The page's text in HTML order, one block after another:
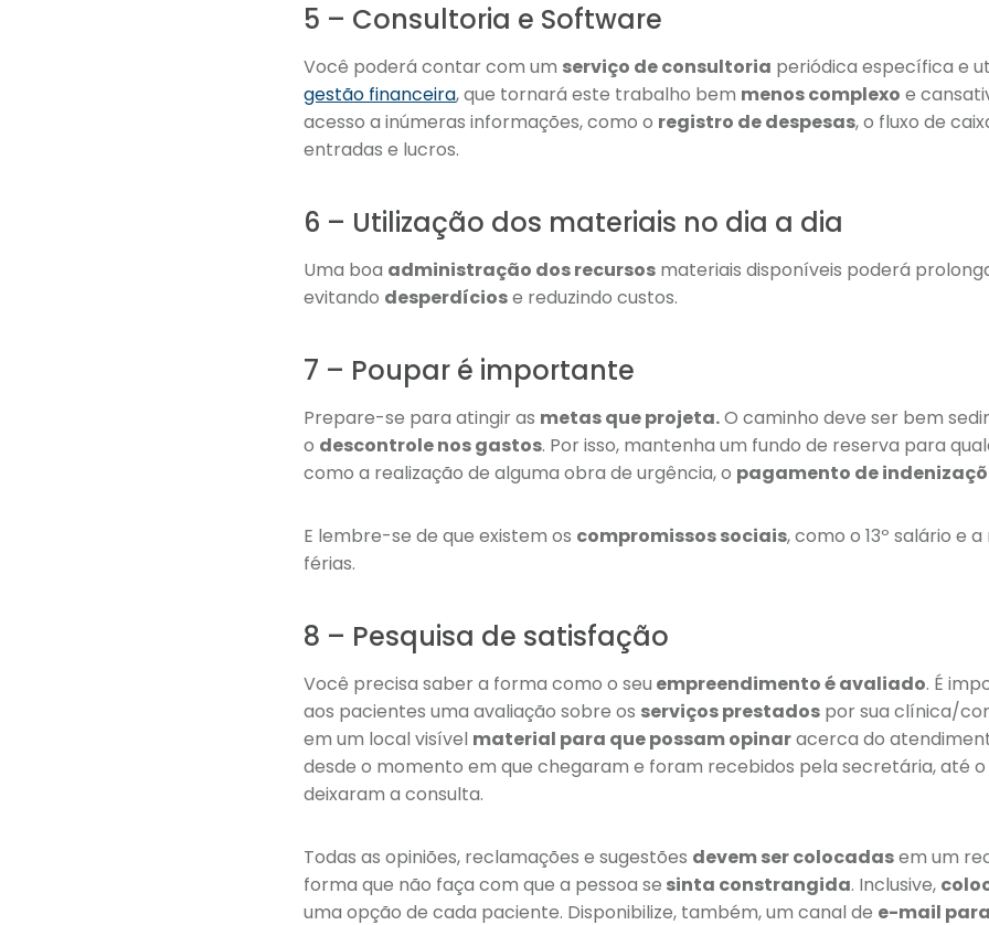
5 – Consultoria e Software
Você poderá contar com um serviço de consultoria periódica específica e
gestão financeira, que tornará este trabalho bem menos complexo e
acesso a inúmeras informações, como o registro de despesas, o fluxo de
entradas e lucros.
6 – Utilização dos materiais no dia a dia
Uma boa administração dos recursos materiais disponíveis poderá
evitando desperdíciose reduzindo custos.
7 – Poupar é importante
Prepare-se para atingir as metas que projeta.O caminho deve ser bem
o descontrole nos gastos. Por isso, mantenha um fundo de reserva para
como a realização de alguma obra de urgência, o pagamento de
E lembre-se de que existem os compromissos sociais, como o 13º salário e
férias.
8 – Pesquisa de satisfação
Você precisa saber a forma como o seu empreendimento é avaliado. É
aos pacientes uma avaliação sobre os serviços prestados por sua clínica/
em um local visível material para que possam opinaracerca do
desde o momento em que chegaram e foram recebidos pela secretária, até
deixaram a consulta.
Todas as opiniões, reclamações e sugestões devem ser colocadasem um
forma que não faça com que a pessoa se sinta constrangida. Inclusive,
uma opção de cada paciente. Disponibilize, também, um canal de e-mail